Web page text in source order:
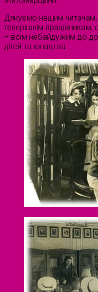
Дякуємо нашим читачам,
теперішнім працівникам,
– всім небайдужим до
дітей та юнацтва.